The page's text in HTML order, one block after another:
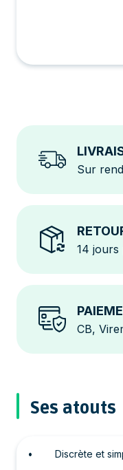
Suivi de la
économies.
Station évolutive:
Go en option pour
électrique et
myWatt Go, la
d’électricité
Sur
14 jours
CB,
Ses atouts
• Discrète et